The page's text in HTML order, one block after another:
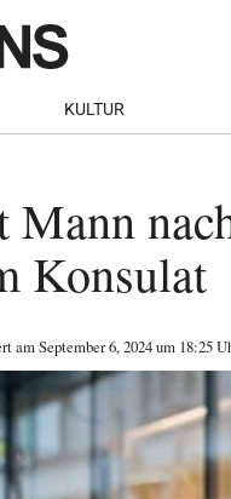
KULTUR
Mann
Konsulat
am September 6, 2024 um 18:25